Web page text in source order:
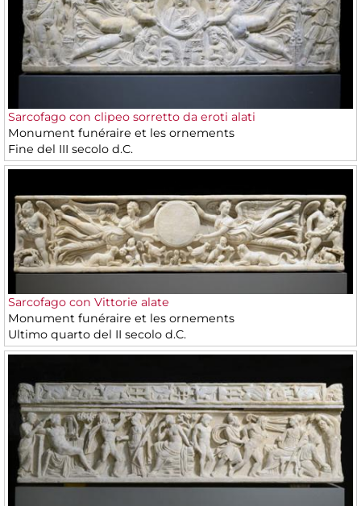
Sarcofago con clipeo sorretto da eroti alati
Monument funéraire et les ornements
Fine del III secolo d.C.
Sarcofago con Vittorie alate
Monument funéraire et les ornements
Ultimo quarto del II secolo d.C.